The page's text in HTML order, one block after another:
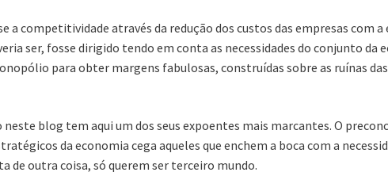
a competitividade através da redução dos custos das empresas com
ser, fosse dirigido tendo em conta as necessidades do conjunto da
para obter margens fabulosas, construídas sobre as ruínas
blog tem aqui um dos seus expoentes mais marcantes. O
da economia cega aqueles que enchem a boca com a
de outra coisa, só querem ser terceiro mundo.